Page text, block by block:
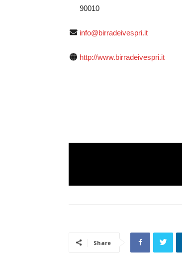
90010
info@birradeivespri.it
http://www.birradeivespri.it
Share